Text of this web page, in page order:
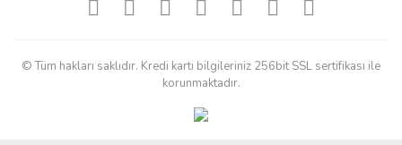
© Tüm hakları saklıdır. Kredi kartı bilgileriniz 256bit SSL sertifikası ile
korunmaktadır.